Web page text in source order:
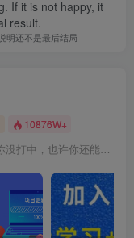
If it is not happy, it
result.
明还不是最后结局
10876W+
把月亮作为你的目标。如果你没打中，也许你还能打中星星